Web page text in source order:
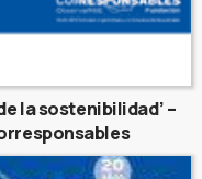
la sostenibilidad’ –